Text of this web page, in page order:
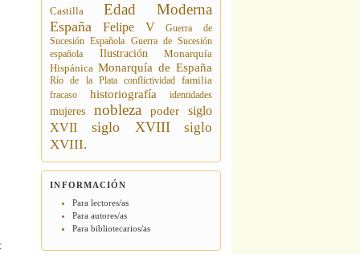
Castilla Edad Moderna
España Felipe V
Guerra de
Sucesión Española Guerra de Sucesión
española
Ilustración
Monarquía
Hispánica Monarquía de España
Río de la Plata conflictividad familia
fracaso
historiografía identidades
mujeres nobleza poder
siglo
XVII
siglo XVIII
siglo
XVIII.
INFORMACIÓN
Para lectores/as
Para autores/as
Para bibliotecarios/as